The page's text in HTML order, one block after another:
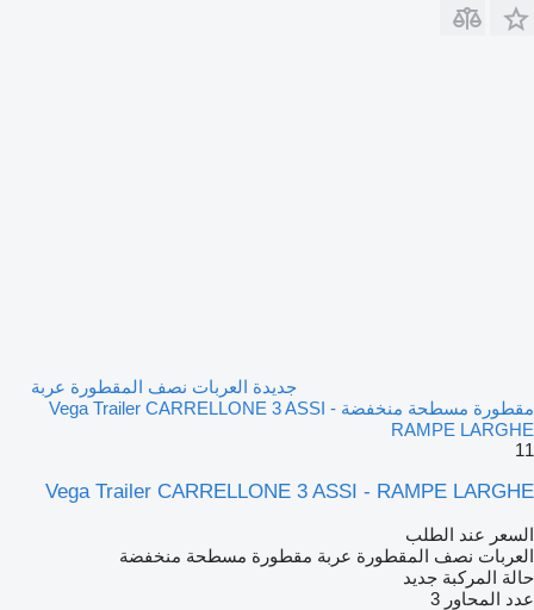
جديدة العربات نصف المقطورة عربة
مقطورة مسطحة منخفضة Vega Trailer CARRELLONE 3 ASSI -
RAMPE LARGHE
11
Vega Trailer CARRELLONE 3 ASSI - RAMPE LARGHE
السعر عند الطلب
العربات نصف المقطورة عربة مقطورة مسطحة منخفضة
حالة المركبة جديد
عدد المحاور 3